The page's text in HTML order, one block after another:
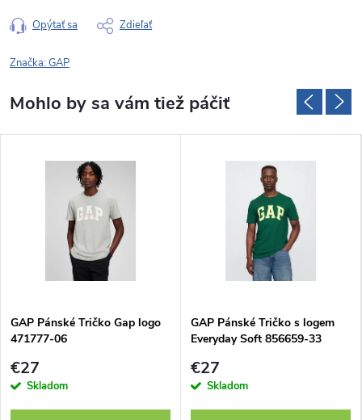
Opýtať sa Zdieľať
Značka:GAP
GAP Pánské Tričko Gap logo
471777-06
€27
Skladom
GAP Pánské Tričko s logem
Everyday Soft 856659-33
€27
Skladom